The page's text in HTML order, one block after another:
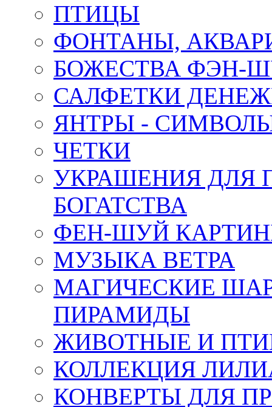
ПТИЦЫ
ФОНТАНЫ,
БОЖЕСТВА ФЭН-
САЛФЕТКИ
ЯНТРЫ -
ЧЕТКИ
УКРАШЕНИЯ ДЛЯ
БОГАТСТВА
ФЕН-ШУЙ
МУЗЫКА ВЕТРА
МАГИЧЕСКИЕ
ПИРАМИДЫ
ЖИВОТНЫЕ И
КОЛЛЕКЦИЯ
КОНВЕРТЫ ДЛЯ